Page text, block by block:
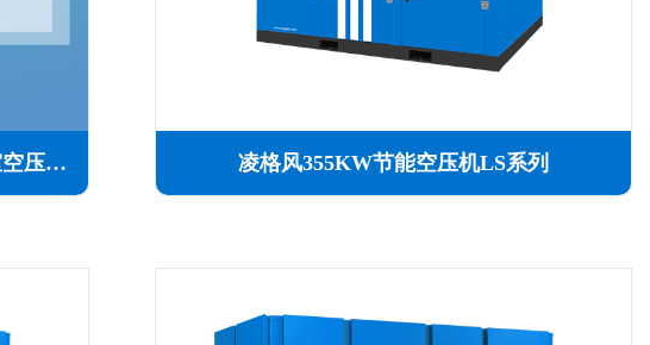
如何为实验室选择合适的空压机(实验室空压机选型指南) 凌格风355KW节能空压机LS系列